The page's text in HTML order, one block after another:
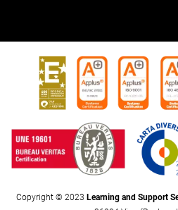
Copyright © 2023 Learning and Support